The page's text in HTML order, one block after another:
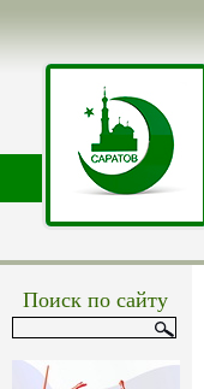
Поиск по сайту